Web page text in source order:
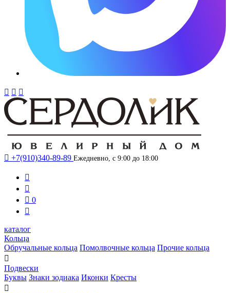
  
 +7(910)340-89-89 Ежедневно, с 9:00 до 18:00


 0

каталог
Кольца
Обручальные кольца Помолвочные кольца Прочие кольца

Подвески
Буквы Знаки зодиака Иконки Кресты
